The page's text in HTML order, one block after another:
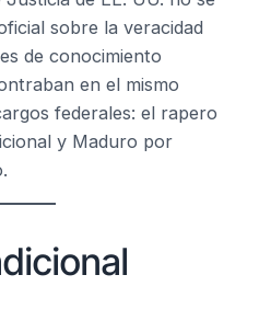
sobre la veracidad
de conocimiento
en el mismo
federales: el rapero
y Maduro por